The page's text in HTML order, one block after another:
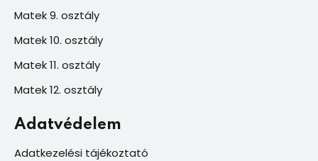
Matek 9. osztály
Matek 10. osztály
Matek 11. osztály
Matek 12. osztály
Adatvédelem
Adatkezelési tájékoztató